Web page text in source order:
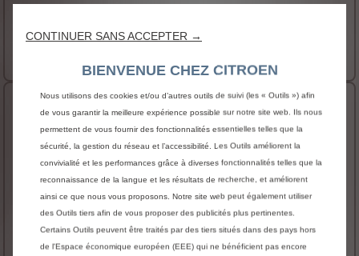
Prix catalogue à partir de 32 900 € HT
ÉnergieDiesel
Boîte de vitessesManuelle
PuissanceN/D
Consommation
6.3 l/100km
Prix catalogue à partir de 34 900 € HT
Plus de détails
CONTINUER SANS ACCEPTER →
BIENVENUE CHEZ CITROEN
Nous utilisons des cookies et/ou d’autres outils de suivi (les « Outils ») afin
de vous garantir la meilleure expérience possible sur notre site web. Ils nous
permettent de vous fournir des fonctionnalités essentielles telles que la
sécurité, la gestion du réseau et l’accessibilité. Les Outils améliorent la
convivialité et les performances grâce à diverses fonctionnalités telles que la
reconnaissance de la langue et les résultats de recherche, et améliorent
ainsi ce que nous vous proposons. Notre site web peut également utiliser
des Outils tiers afin de vous proposer des publicités plus pertinentes.
Certains Outils peuvent être traités par des tiers situés dans des pays hors
de l'Espace économique européen (EEE) qui ne bénéficient pas encore